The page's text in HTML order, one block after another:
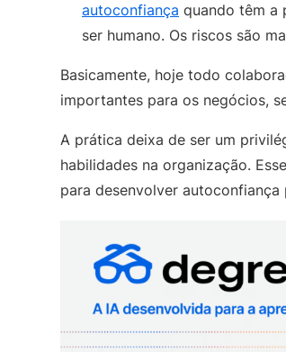
autoconfiança quando têm a
ser humano. Os riscos são
Basicamente, hoje todo
importantes para os negócios,
A prática deixa de ser um
habilidades na organização.
para desenvolver